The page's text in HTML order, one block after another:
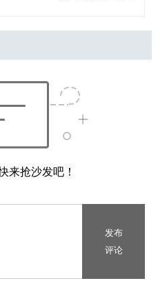
来抢沙发吧！